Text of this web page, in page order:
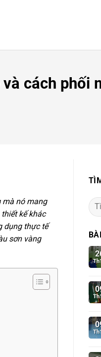
cách phối
mà nó mang
kế khác
dụng thực tế
sơn vàng
Tìm
kiếm: